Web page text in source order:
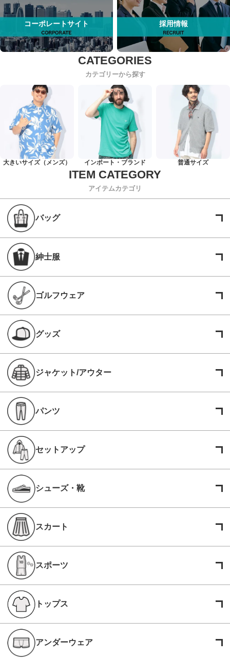
コーポレートサイト 採用情報
カテゴリーから探す
大きいサイズ（メンズ） インポート・ブランド 普通サイズ
アイテムカテゴリ
バッグ
紳士服
ゴルフウェア
グッズ
ジャケット/アウター
パンツ
セットアップ
シューズ・靴
スカート
スポーツ
トップス
アンダーウェア